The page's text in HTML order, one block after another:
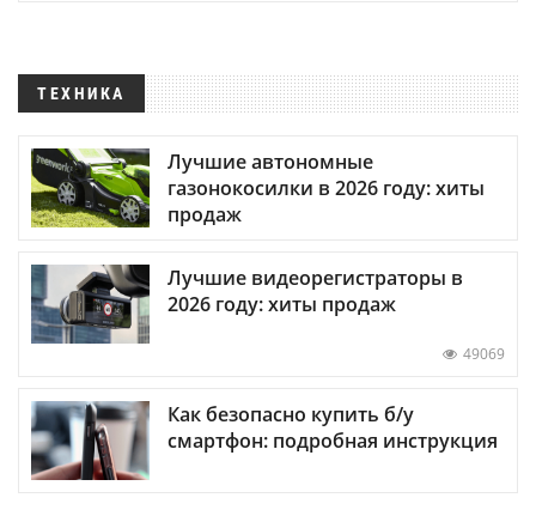
ТЕХНИКА
Лучшие автономные
газонокосилки в 2026 году: хиты
продаж
Лучшие видеорегистраторы в
2026 году: хиты продаж
49069
Как безопасно купить б/у
смартфон: подробная инструкция